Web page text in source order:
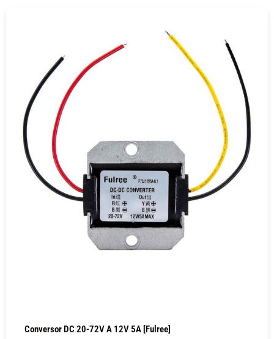
Conversor DC 20-72V A 12V 5A [Fulree]